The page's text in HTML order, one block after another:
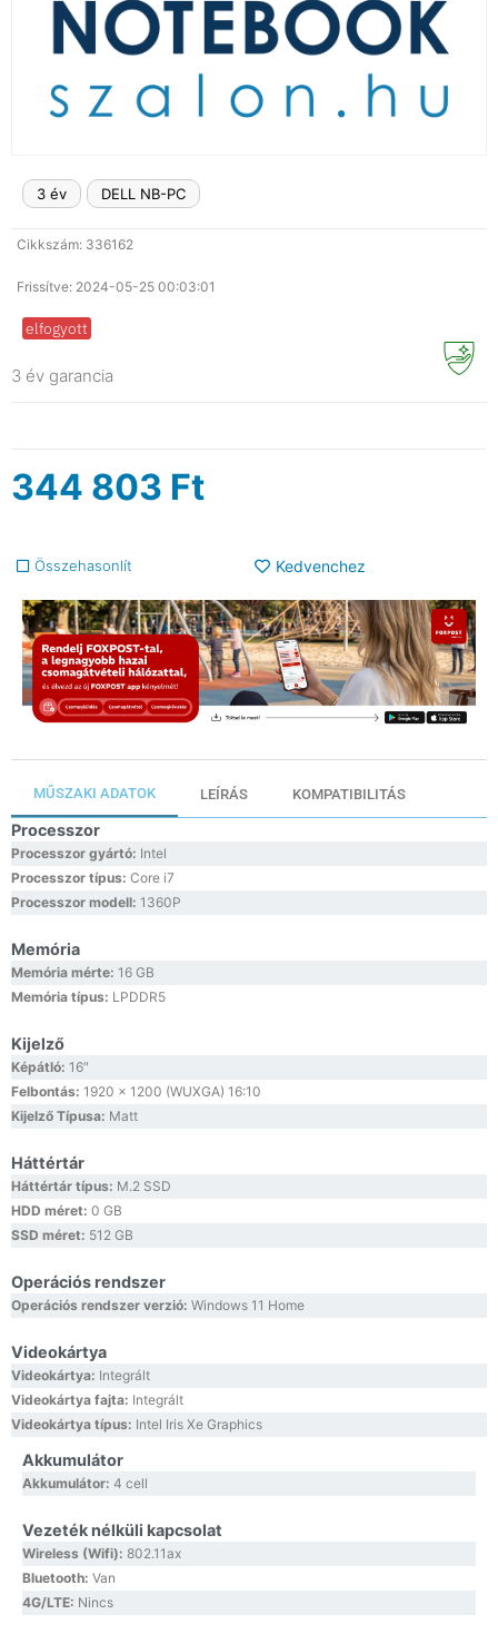
3 év DELL NB-PC
Cikkszám: 336162
Frissítve: 2024-05-25 00:03:01
elfogyott
3 év garancia
344 803 Ft
Összehasonlít Kedvenchez
MŰSZAKI ADATOK LEÍRÁS KOMPATIBILITÁS
Processzor
Processzor gyártó: Intel
Processzor típus: Core i7
Processzor modell: 1360P
Memória
Memória mérte: 16 GB
Memória típus: LPDDR5
Kijelző
Képátló: 16″
Felbontás: 1920 x 1200 (WUXGA) 16:10
Kijelző Típusa: Matt
Háttértár
Háttértár típus: M.2 SSD
HDD méret: 0 GB
SSD méret: 512 GB
Operációs rendszer
Operációs rendszer verzió: Windows 11 Home
Videokártya
Videokártya: Integrált
Videokártya fajta: Integrált
Videokártya típus: Intel Iris Xe Graphics
Akkumulátor
Akkumulátor: 4 cell
Vezeték nélküli kapcsolat
Wireless (Wifi): 802.11ax
Bluetooth: Van
4G/LTE: Nincs